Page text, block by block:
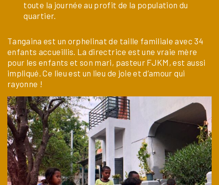
toute la journée au profit de la population du
quartier.
Tangaina est un orphelinat de taille familiale avec 34
enfants accueillis. La directrice est une vraie mère
pour les enfants et son mari, pasteur FJKM, est aussi
impliqué. Ce lieu est un lieu de joie et d’amour qui
rayonne !